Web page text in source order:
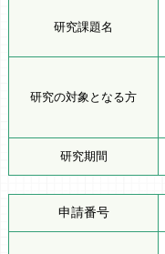
研究課題名
研究の対象となる方
研究期間
申請番号